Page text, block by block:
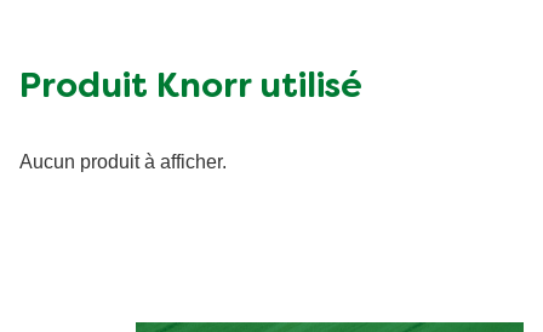
Produit Knorr utilisé
Aucun produit à afficher.